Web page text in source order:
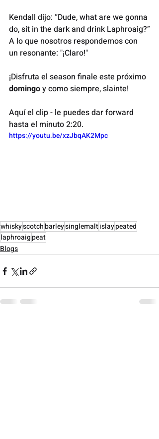
Kendall dijo: “Dude, what are we gonna
do, sit in the dark and drink Laphroaig?”
A lo que nosotros respondemos con
un resonante: "¡Claro!"
¡Disfruta el season finale este próximo
domingo y como siempre, slainte!
Aquí el clip - le puedes dar forward
hasta el minuto 2:20.
https://youtu.be/xzJbqAK2Mpc
whiskyscotchbarleysinglemaltislaypeated
laphroaigpeat
Blogs